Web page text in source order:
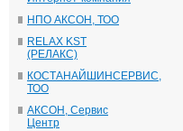
НПО АКСОН, ТОО
RELAX KST
(РЕЛАКС)
КОСТАНАЙШИНСЕРВИС,
ТОО
АКСОН, Сервис
Центр